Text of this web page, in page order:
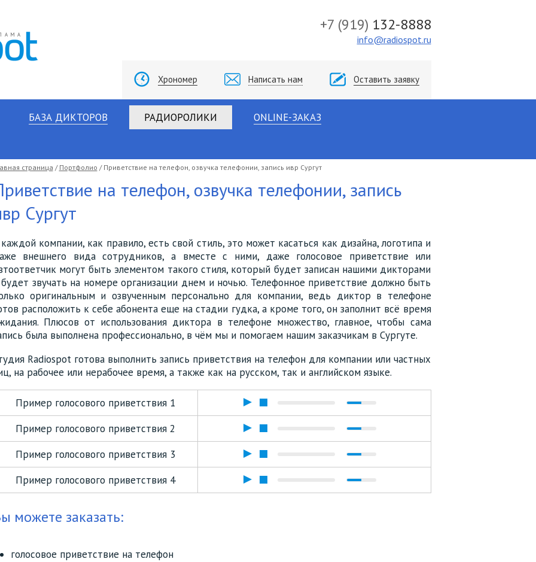
+7 (919) 132-8888
info@radiospot.ru
Хрономер Написать нам Оставить заявку
БАЗА ДИКТОРОВ РАДИОРОЛИКИ ONLINE-ЗАКАЗ
страница / Портфолио / Приветствие на телефон, озвучка телефонии, запись ивр Сургут
на телефон, озвучка телефонии, запись
Сургут
компании, как правило, есть свой стиль, это может касаться как дизайна, логотипа и
внешнего вида сотрудников, а вместе с ними, даже голосовое приветствие или
могут быть элементом такого стиля, который будет записан нашими дикторами
звучать на номере организации днем и ночью. Телефонное приветствие должно быть
оригинальным и озвученным персонально для компании, ведь диктор в телефоне
расположить к себе абонента еще на стадии гудка, а кроме того, он заполнит всё время
Плюсов от использования диктора в телефоне множество, главное, чтобы сама
была выполнена профессионально, в чём мы и помогаем нашим заказчикам в Сургуте.
Radiospot готова выполнить запись приветствия на телефон для компании или частных
на рабочее или нерабочее время, а также как на русском, так и английском языке.
Пример голосового приветствия 1
Пример голосового приветствия 2
Пример голосового приветствия 3
Пример голосового приветствия 4
можете заказать:
голосовое приветствие на телефон